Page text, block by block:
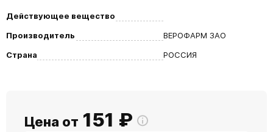
Действующее вещество
Производитель
ВЕРОФАРМ ЗАО
Страна
РОССИЯ
Цена от 151 ₽